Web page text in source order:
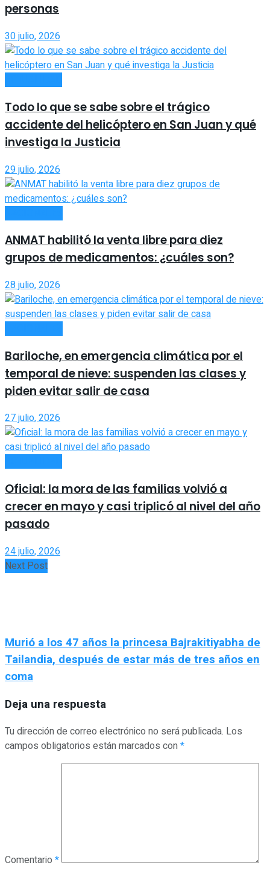
personas
30 julio, 2026
Todo lo que se sabe sobre el trágico
accidente del helicóptero en San Juan y qué
investiga la Justicia
29 julio, 2026
ANMAT habilitó la venta libre para diez
grupos de medicamentos: ¿cuáles son?
28 julio, 2026
Bariloche, en emergencia climática por el
temporal de nieve: suspenden las clases y
piden evitar salir de casa
27 julio, 2026
Oficial: la mora de las familias volvió a
crecer en mayo y casi triplicó al nivel del año
pasado
24 julio, 2026
Next Post
Murió a los 47 años la princesa Bajrakitiyabha de
Tailandia, después de estar más de tres años en
coma
Deja una respuesta
Tu dirección de correo electrónico no será publicada. Los
campos obligatorios están marcados con*
Comentario *